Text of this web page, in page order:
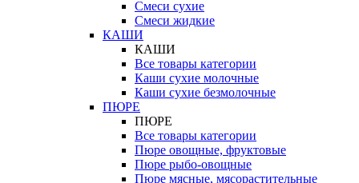
Смеси сухие
Смеси жидкие
КАШИ
КАШИ
Все товары категории
Каши сухие молочные
Каши сухие безмолочные
ПЮРЕ
ПЮРЕ
Все товары категории
Пюре овощные, фруктовые
Пюре рыбо-овощные
Пюре мясные, мясорастительные